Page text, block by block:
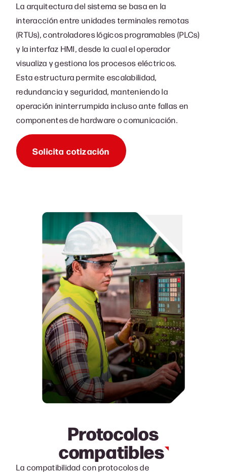
La arquitectura del sistema se basa en la
interacción entre unidades terminales remotas
(RTUs), controladores lógicos programables (PLCs)
y la interfaz HMI, desde la cual el operador
visualiza y gestiona los procesos eléctricos.
Esta estructura permite escalabilidad,
redundancia y seguridad, manteniendo la
operación ininterrumpida incluso ante fallas en
componentes de hardware o comunicación.
Solicita cotización
Protocolos
compatibles
La compatibilidad con protocolos de